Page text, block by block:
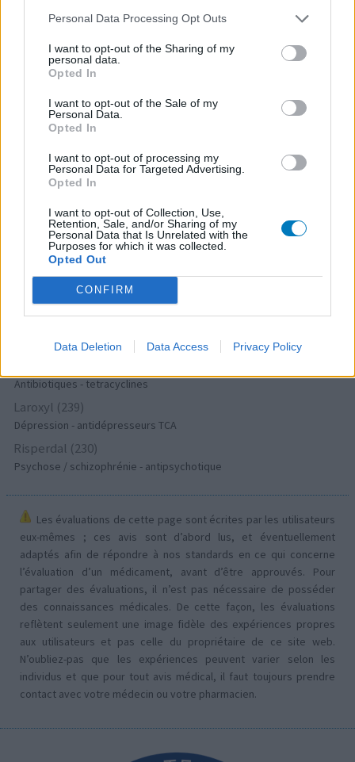
Personal Data Processing Opt Outs
I want to opt-out of the Sharing of my
personal data.
Opted In
I want to opt-out of the Sale of my
Personal Data.
Opted In
I want to opt-out of processing my
Personal Data for Targeted Advertising.
Opted In
I want to opt-out of Collection, Use,
Retention, Sale, and/or Sharing of my
Personal Data that Is Unrelated with the
Purposes for which it was collected.
Opted Out
CONFIRM
Data Deletion Data Access Privacy Policy
Cholestérol
Tension artérielle - beta bloquant
Propranolol (292)
Abilify (289)
Psychose / schizophrénie - antipsychotique
Victoza (261)
Diabètes - médicaments oraux
Contraception - autre
Concerta (252)
ADHD - psychostimulants
Roaccutane (245)
Acné
Epilepsie
Antibiotiques - tetracyclines
Laroxyl (239)
Dépression - antidépresseurs TCA
Risperdal (230)
Psychose / schizophrénie - antipsychotique
Les évaluations de cette page sont écrites par les utilisateurs
eux-mêmes ; ces avis sont d’abord lus, et éventuellement
adaptés afin de répondre à nos standards en ce qui concerne
l’évaluation d’un médicament, avant d’être approuvés. Pour
partager des évaluations, il n’est pas nécessaire de posséder
des connaissances médicales. De cette façon, les évaluations
reflètent seulement une image fidèle des expériences propres
aux utilisateurs et pas celle du propriétaire de ce site web.
N’oubliez-pas que les expériences peuvent varier selon les
individus et que pour tout avis médical, il faut toujours prendre
contact avec votre médecin ou votre pharmacien.